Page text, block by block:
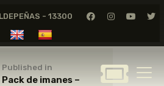
- 13300
MUSEO
GREGORIO
Published in
Pack de imanes –